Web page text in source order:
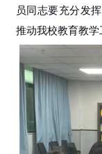
员同志要充分发
推动我校教育教学